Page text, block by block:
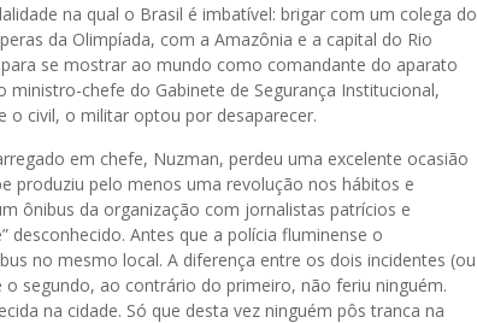
na qual o Brasil é imbatível: brigar com um colega do
da Olimpíada, com a Amazônia e a capital do Rio
se mostrar ao mundo como comandante do aparato
chefe do Gabinete de Segurança Institucional,
o civil, o militar optou por desaparecer.
em chefe, Nuzman, perdeu uma excelente ocasião
produziu pelo menos uma revolução nos hábitos e
ônibus da organização com jornalistas patrícios e
Antes que a polícia fluminense o
no mesmo local. A diferença entre os dois incidentes (ou
segundo, ao contrário do primeiro, não feriu ninguém.
na cidade. Só que desta vez ninguém pôs tranca na